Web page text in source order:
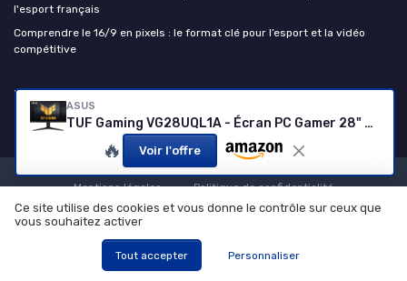
ASUS
TUF Gaming VG28UQL1A - Écran PC Gamer 28" 4K 144Hz
🔥 Voir l'offre
l'esport français
Comprendre le 16/9 en pixels : le format clé pour l’esport et la vidéo
compétitive
Esport Insiders
Mentions légales
Politique de confidentialité
© Esport Insiders 2026
Ce site utilise des cookies et vous donne le contrôle sur ceux que
vous souhaitez activer
Tout accepter Personnaliser